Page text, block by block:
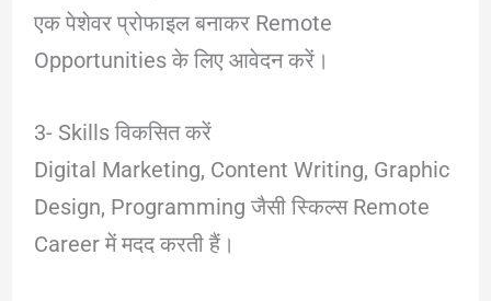
एक पेशेवर प्रोफाइल बनाकर Remote
Opportunities के लिए आवेदन करें।
3- Skills विकसित करें
Digital Marketing, Content Writing, Graphic
Design, Programming जैसी स्किल्स Remote
Career में मदद करती हैं।